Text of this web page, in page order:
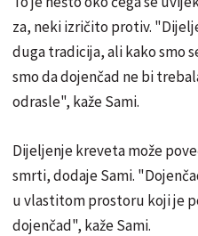
za, neki izričito protiv.
duga tradicija, ali kako smo
smo da dojenčad ne bi
odrasle", kaže Sami.
Dijeljenje kreveta može
smrti, dodaje Sami.
u vlastitom prostoru koji je
dojenčad", kaže Sami.